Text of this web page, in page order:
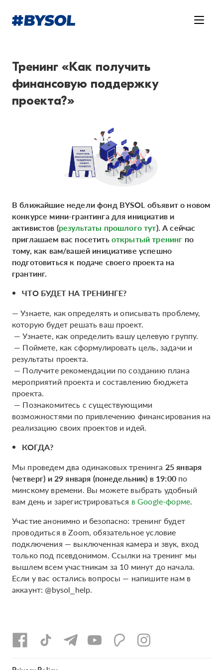
Тренинг «Как получить
финансовую поддержку
проекта?»
В ближайшие недели фонд BYSOL объявит о новом
конкурсе мини-грантинга для инициатив и
активистов (результаты прошлого тут). А сейчас
приглашаем вас посетитьоткрытый тренинг по
тому, как вам/вашей инициативе успешно
подготовиться к подаче своего проекта на
грантинг.
ЧТО БУДЕТ НА ТРЕНИНГЕ?
— Узнаете, как определять и описывать проблему,
которую будет решать ваш проект.
— Узнаете, как определить вашу целевую группу.
— Поймете, как сформулировать цель, задачи и
результаты проекта.
— Получите рекомендации по созданию плана
мероприятий проекта и составлению бюджета
проекта.
— Познакомитесь с существующими
возможностями по привлечению финансирования на
реализацию своих проектов и идей.
КОГДА?
Мы проведем два одинаковых тренинга 25 января
(четверг) и 29 января (понедельник) в 19:00по
минскому времени. Вы можете выбрать удобный
вам день и зарегистрироваться в Google-форме.
Участие анонимно и безопасно: тренинг будет
проводиться в Zoom, обязательное условие
подключения — выключенная камера и звук, вход
только под псевдонимом. Ссылки на тренинг мы
вышлем всем участникам за 10 минут до начала.
Если у вас остались вопросы — напишите нам в
аккаунт: @bysol_help.